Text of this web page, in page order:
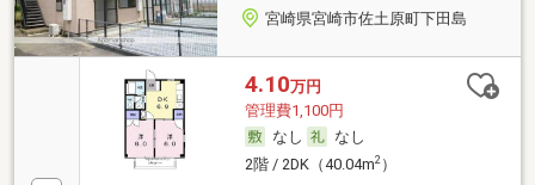
宮崎県宮崎市佐土原町下田島
4.10万円
管理費1,100円
なし
なし
2階 / 2DK（40.04m2）